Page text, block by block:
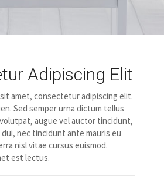
Adipiscing Elit
amet, consectetur adipiscing elit.
Sed semper urna dictum tellus
augue vel auctor tincidunt,
nec tincidunt ante mauris eu
nisl vitae cursus euismod.
est lectus.